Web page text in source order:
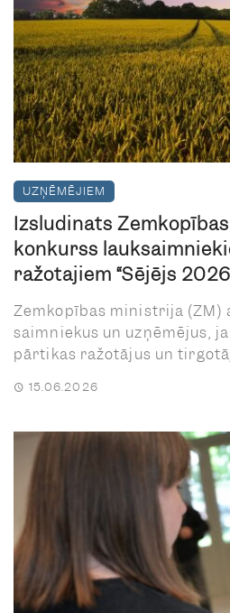
UZŅĒMĒJIEM
Izsludināts
konkurss
ražotājiem “Sējējs
Zemkopības ministrija (ZM)
saimniekus un uzņēmējus,
pārtikas ražotājus un
15.06.2026